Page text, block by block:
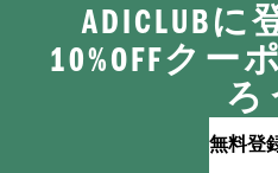
ADICLUBに
10%OFFクー
ろ
無料登